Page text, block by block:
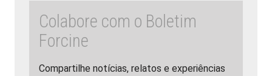
Colabore com o Boletim
Forcine
Compartilhe notícias, relatos e experiências